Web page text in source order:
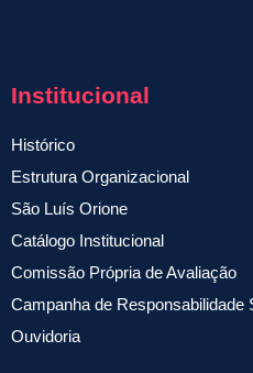
Institucional
Histórico
Estrutura Organizacional
São Luís Orione
Catálogo Institucional
Comissão Própria de Avaliação
Campanha de Responsabilidade
Ouvidoria